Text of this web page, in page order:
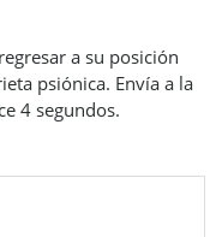
a su posición
psiónica. Envía a la
4 segundos.